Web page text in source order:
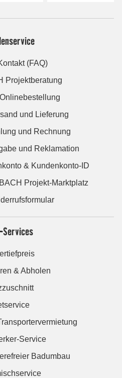
(FAQ)
Projektberatung
und Lieferung
und Rechnung
und Reklamation
& Kundenkonto-ID
Projekt-Marktplatz
& Abholen
Service
Badumbau